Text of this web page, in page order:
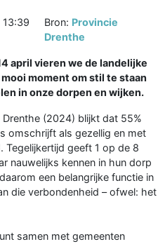
Bron: Provincie
Drenthe
april vieren we de landelijke
mooi moment om stil te staan
in onze dorpen en wijken.
(2024) blijkt dat 55%
omschrijft als gezellig en met
Tegelijkertijd geeft 1 op de 8
nauwelijks kennen in hun dorp
een belangrijke functie in
die verbondenheid – ofwel: het
samen met gemeenten